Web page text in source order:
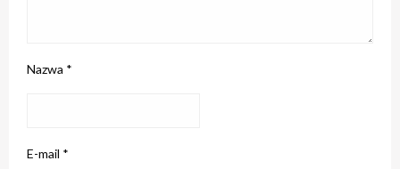
Nazwa *
E-mail *